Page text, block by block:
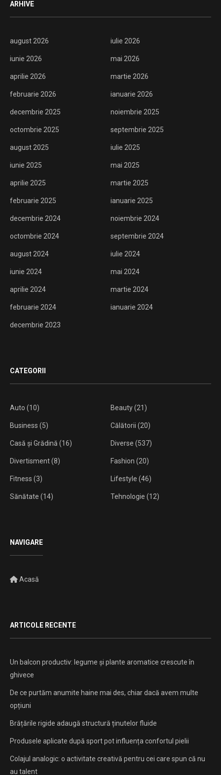
ARHIVE
august 2026 iulie 2026
iunie 2026 mai 2026
aprilie 2026 martie 2026
februarie 2026 ianuarie 2026
decembrie 2025 noiembrie 2025
octombrie 2025 septembrie 2025
august 2025 iulie 2025
iunie 2025 mai 2025
aprilie 2025 martie 2025
februarie 2025 ianuarie 2025
decembrie 2024 noiembrie 2024
octombrie 2024 septembrie 2024
august 2024 iulie 2024
iunie 2024 mai 2024
aprilie 2024 martie 2024
februarie 2024 ianuarie 2024
decembrie 2023
CATEGORII
Auto (10) Beauty(21)
Business (5) Călătorii (20)
Casă și Grădină (16) Diverse (537)
Divertisment(8) Fashion (20)
Fitness (3) Lifestyle (46)
Sănătate (14) Tehnologie (12)
NAVIGARE
Acasă
ARTICOLE RECENTE
Un balcon productiv: legume și plante aromatice crescute în
ghivece
De ce purtăm anumite haine mai des, chiar dacă avem multe
opțiuni
Brățările rigide adaugă structură ținutelor fluide
Produsele aplicate după sport pot influența confortul pielii
Colajul analogic: o activitate creativă pentru cei care spun că nu
au talent